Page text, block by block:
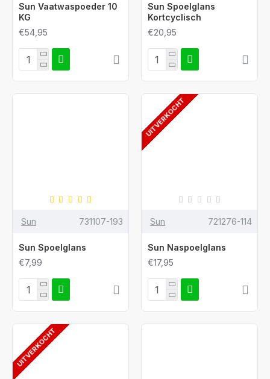
Sun Vaatwaspoeder 10
KG
€54,95
Sun Spoelglans
Kortcyclisch
€20,95
Sun 731107-193
Sun Spoelglans
€7,99
UITVERKOCHT
Sun 721276-114
Sun Naspoelglans
€17,95
UITVERKOCHT